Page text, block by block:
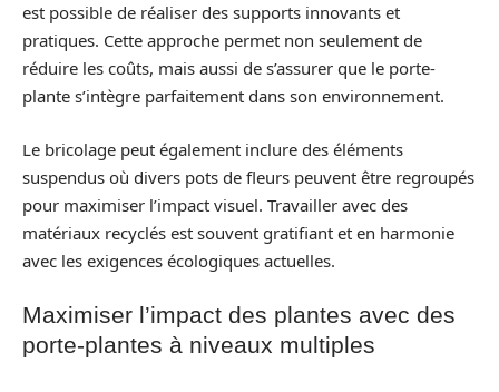
est possible de réaliser des supports innovants et
pratiques. Cette approche permet non seulement de
réduire les coûts, mais aussi de s’assurer que le porte-
plante s’intègre parfaitement dans son environnement.
Le bricolage peut également inclure des éléments
suspendus où divers pots de fleurs peuvent être regroupés
pour maximiser l’impact visuel. Travailler avec des
matériaux recyclés est souvent gratifiant et en harmonie
avec les exigences écologiques actuelles.
Maximiser l’impact des plantes avec des
porte-plantes à niveaux multiples